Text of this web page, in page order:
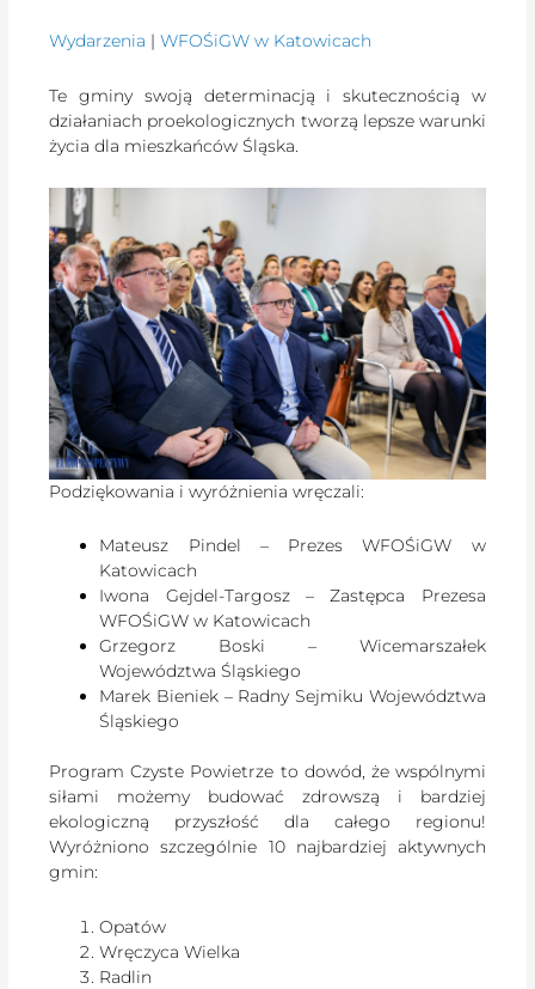
Wydarzenia |WFOŚiGW w Katowicach
Te gminy swoją determinacją i skutecznością w
działaniach proekologicznych tworzą lepsze warunki
życia dla mieszkańców Śląska.
Podziękowania i wyróżnienia wręczali:
Mateusz Pindel – Prezes WFOŚiGW w
Katowicach
Iwona Gejdel-Targosz – Zastępca Prezesa
WFOŚiGW w Katowicach
Grzegorz Boski – Wicemarszałek
Województwa Śląskiego
Marek Bieniek – Radny Sejmiku Województwa
Śląskiego
Program Czyste Powietrze to dowód, że wspólnymi
siłami możemy budować zdrowszą i bardziej
ekologiczną przyszłość dla całego regionu!
Wyróżniono szczególnie 10 najbardziej aktywnych
gmin:
Opatów
Wręczyca Wielka
Radlin